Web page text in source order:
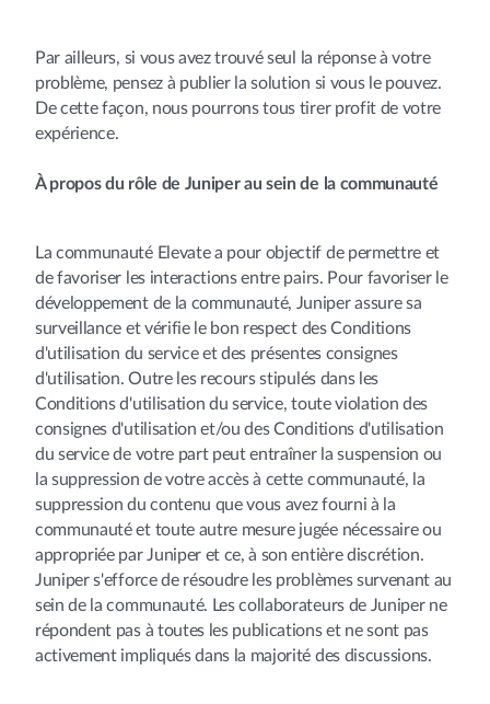
Par ailleurs, si vous avez trouvé seul la réponse à votre
problème, pensez à publier la solution si vous le pouvez.
De cette façon, nous pourrons tous tirer profit de votre
expérience.
À propos du rôle de Juniper au sein de la communauté
La communauté Elevate a pour objectif de permettre et
de favoriser les interactions entre pairs. Pour favoriser le
développement de la communauté, Juniper assure sa
surveillance et vérifie le bon respect des Conditions
d'utilisation du service et des présentes consignes
d'utilisation. Outre les recours stipulés dans les
Conditions d'utilisation du service, toute violation des
consignes d'utilisation et/ou des Conditions d'utilisation
du service de votre part peut entraîner la suspension ou
la suppression de votre accès à cette communauté, la
suppression du contenu que vous avez fourni à la
communauté et toute autre mesure jugée nécessaire ou
appropriée par Juniper et ce, à son entière discrétion.
Juniper s'efforce de résoudre les problèmes survenant au
sein de la communauté. Les collaborateurs de Juniper ne
répondent pas à toutes les publications et ne sont pas
activement impliqués dans la majorité des discussions.